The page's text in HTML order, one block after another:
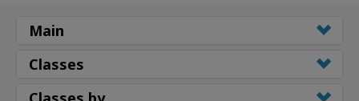
Main
Classes